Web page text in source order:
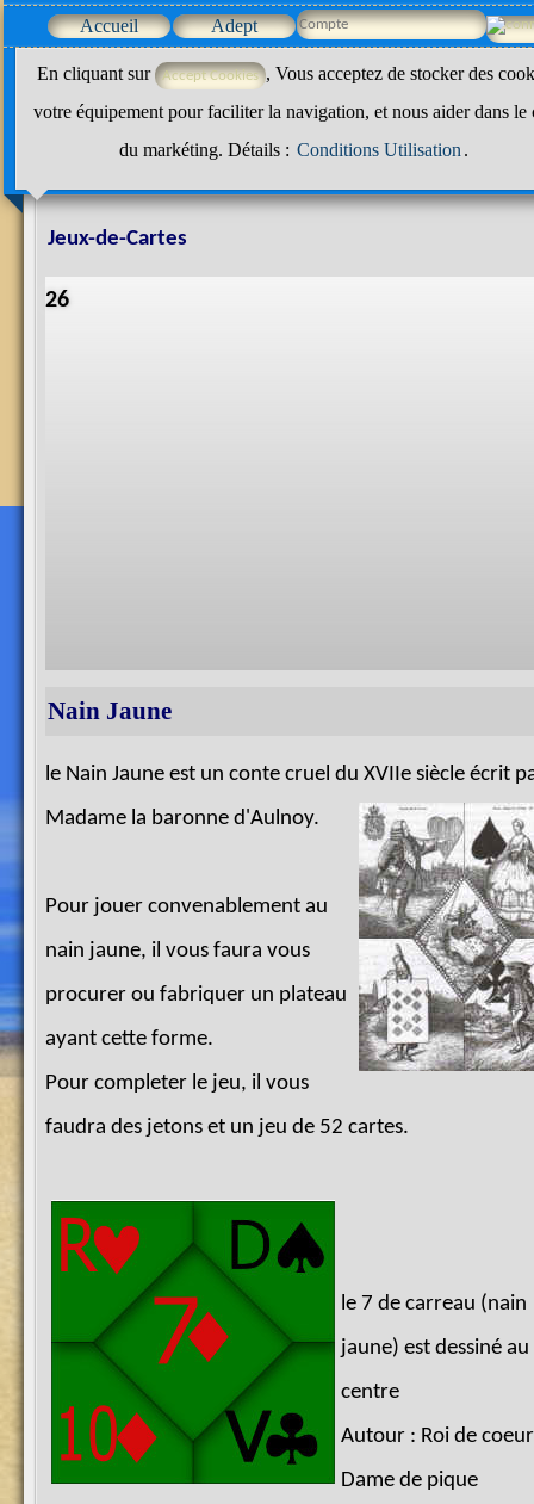
Accueil Adept
En cliquant sur
, Vous acceptez de stocker des
votre équipement pour faciliter la navigation, et nous aider dans le
du markéting. Détails : Conditions Utilisation .
Jeux-de-Cartes
26
Nain Jaune
le Nain Jaune est un conte cruel du XVIIe siècle écrit
Madame la baronne d'Aulnoy.
Pour jouer convenablement au
nain jaune, il vous faura vous
procurer ou fabriquer un plateau
ayant cette forme.
Pour completer le jeu, il vous
faudra des jetons et un jeu de 52 cartes.
le 7 de carreau (nain
jaune) est dessiné au
centre
Autour : Roi de coeur
Dame de pique